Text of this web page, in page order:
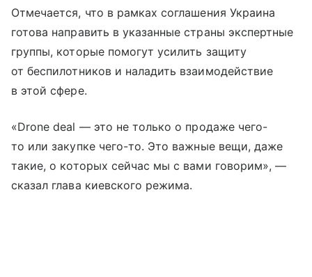
Отмечается, что в рамках соглашения Украина
готова направить в указанные страны экспертные
группы, которые помогут усилить защиту
от беспилотников и наладить взаимодействие
в этой сфере.
«Drone deal — это не только о продаже чего-
то или закупке чего-то. Это важные вещи, даже
такие, о которых сейчас мы с вами говорим», —
сказал глава киевского режима.